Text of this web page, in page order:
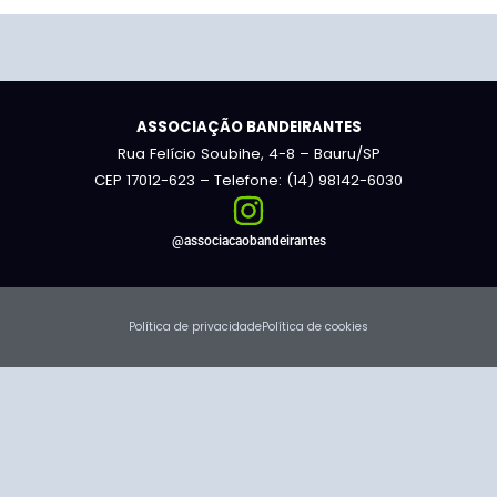
ASSOCIAÇÃO BANDEIRANTES
Rua Felício Soubihe, 4-8 – Bauru/SP
CEP 17012-623 – Telefone: (14) 98142-6030
@associacaobandeirantes
Política de privacidadePolítica de cookies